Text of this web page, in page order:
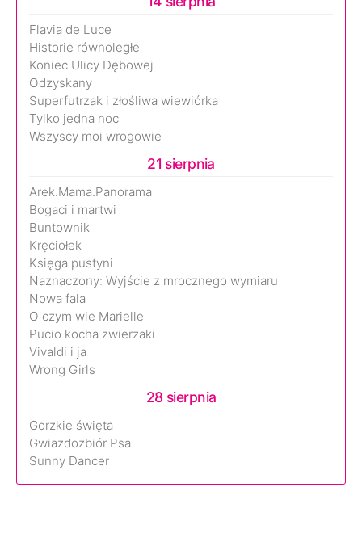
Flavia de Luce
Historie równoległe
Koniec Ulicy Dębowej
Odzyskany
Superfutrzak i złośliwa wiewiórka
Tylko jedna noc
Wszyscy moi wrogowie
21 sierpnia
Arek.Mama.Panorama
Bogaci i martwi
Buntownik
Kręciołek
Księga pustyni
Naznaczony: Wyjście z mrocznego wymiaru
Nowa fala
O czym wie Marielle
Pucio kocha zwierzaki
Vivaldi i ja
Wrong Girls
28 sierpnia
Gorzkie święta
Gwiazdozbiór Psa
Sunny Dancer